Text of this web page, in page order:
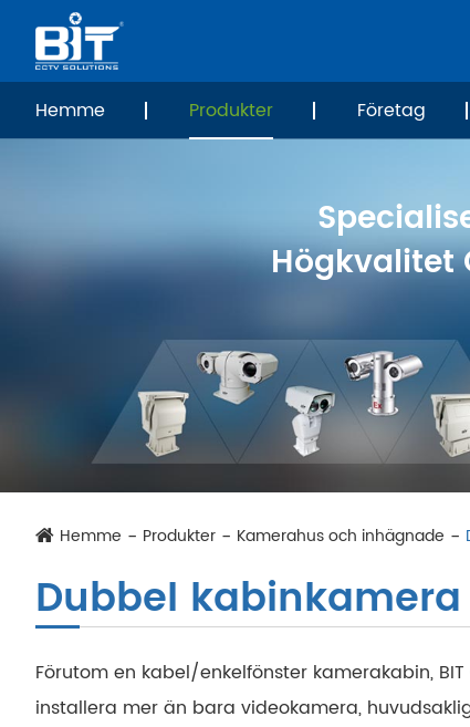
Hemme Produkter Företag
Högkvalitet
Hemme Produkter Kamerahus och inhägnade
Dubbel
Förutom en kabel/enkelfönster kamerakabin,
installera mer än bara videokamera,